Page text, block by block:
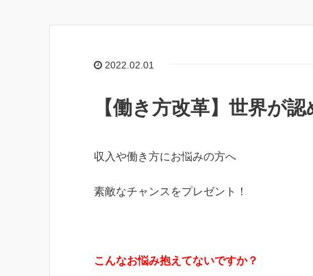
2022.02.01
【働き方改革】世界が
収入や働き方にお悩みの方へ
素敵なチャンスをプレゼント！
こんなお悩み抱えてないですか？